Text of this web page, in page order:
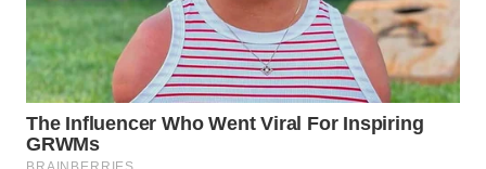
WAHANA
PERSONA
WAHANA
OTOMOTIF